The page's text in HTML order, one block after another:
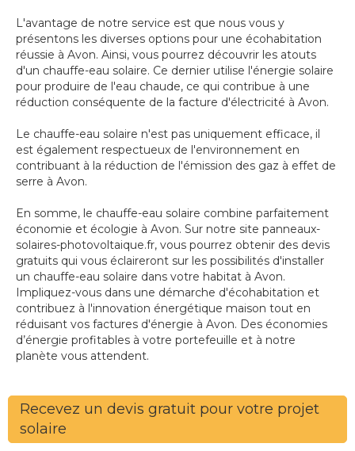
L'avantage de notre service est que nous vous y
présentons les diverses options pour une écohabitation
réussie à Avon. Ainsi, vous pourrez découvrir les atouts
d'un chauffe-eau solaire. Ce dernier utilise l'énergie solaire
pour produire de l'eau chaude, ce qui contribue à une
réduction conséquente de la facture d'électricité à Avon.
Le chauffe-eau solaire n'est pas uniquement efficace, il
est également respectueux de l'environnement en
contribuant à la réduction de l'émission des gaz à effet de
serre à Avon.
En somme, le chauffe-eau solaire combine parfaitement
économie et écologie à Avon. Sur notre site panneaux-
solaires-photovoltaique.fr, vous pourrez obtenir des devis
gratuits qui vous éclaireront sur les possibilités d'installer
un chauffe-eau solaire dans votre habitat à Avon.
Impliquez-vous dans une démarche d'écohabitation et
contribuez à l'innovation énergétique maison tout en
réduisant vos factures d'énergie à Avon. Des économies
d’énergie profitables à votre portefeuille et à notre
planète vous attendent.
Recevez un devis gratuit pour votre projet
solaire